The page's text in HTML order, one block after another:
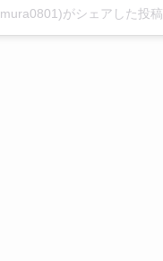
がシェアした投稿